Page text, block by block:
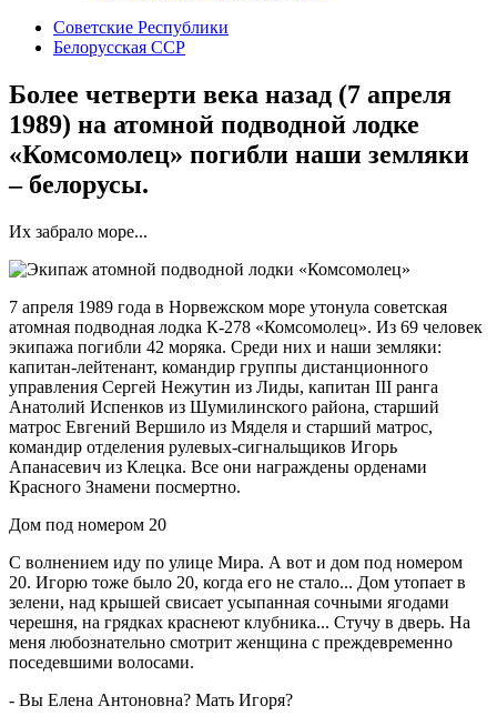
Советские Республики
Белорусская ССР
Более четверти века назад (7 апреля
1989) на атомной подводной лодке
«Комсомолец» погибли наши земляки
– белорусы.
Их забрало море...
7 апреля 1989 года в Норвежском море утонула советская
атомная подводная лодка К-278 «Комсомолец». Из 69 человек
экипажа погибли 42 моряка. Среди них и наши земляки:
капитан-лейтенант, командир группы дистанционного
управления Сергей Нежутин из Лиды, капитан III ранга
Анатолий Испенков из Шумилинского района, старший
матрос Евгений Вершило из Мяделя и старший матрос,
командир отделения рулевых-сигнальщиков Игорь
Апанасевич из Клецка. Все они награждены орденами
Красного Знамени посмертно.
Дом под номером 20
С волнением иду по улице Мира. А вот и дом под номером
20. Игорю тоже было 20, когда его не стало... Дом утопает в
зелени, над крышей свисает усыпанная сочными ягодами
черешня, на грядках краснеют клубника... Стучу в дверь. На
меня любознательно смотрит женщина с преждевременно
поседевшими волосами.
- Вы Елена Антоновна? Мать Игоря?